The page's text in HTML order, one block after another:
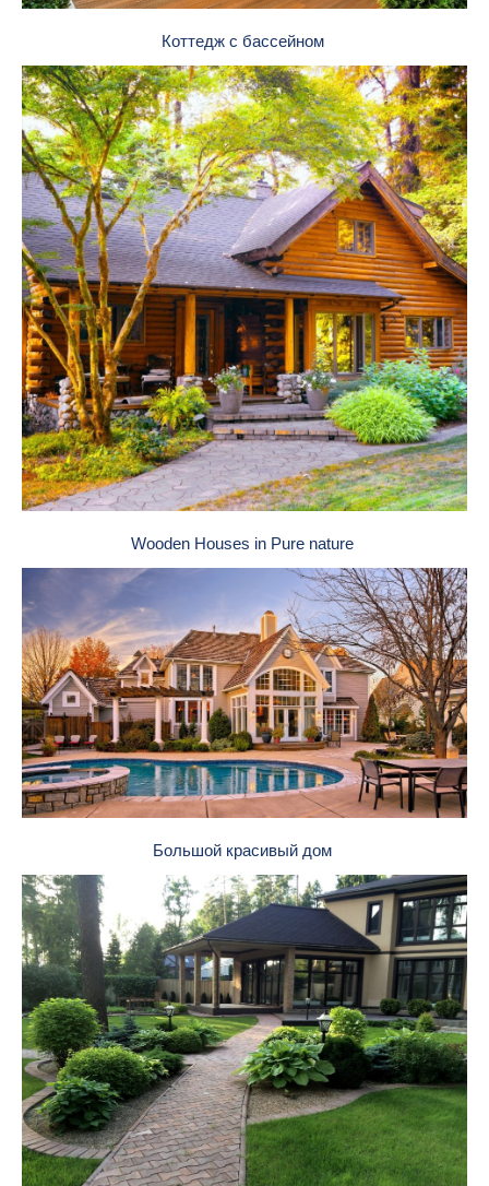
Коттедж с бассейном
Wooden Houses in Pure nature
Большой красивый дом